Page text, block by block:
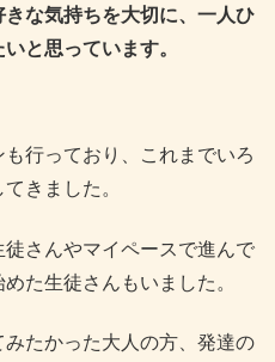
な気持ちを大切に、一人ひ
と思っています。
行っており、これまでいろ
きました。
さんやマイペースで進んで
た生徒さんもいました。
たかった大人の方、発達の